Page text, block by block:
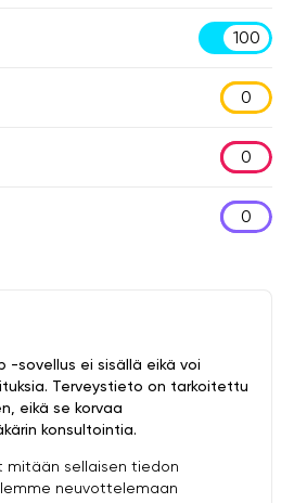
100
0
0
0
-sovellus ei sisällä eikä voi
Terveystieto on tarkoitettu
eikä se korvaa
konsultointia.
mitään sellaisen tiedon
neuvottelemaan